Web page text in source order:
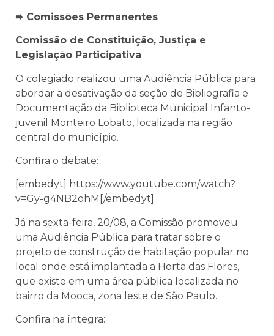
➨ Comissões Permanentes
Comissão de Constituição, Justiça e
Legislação Participativa
O colegiado realizou uma Audiência Pública para
abordar a desativação da seção de Bibliografia e
Documentação da Biblioteca Municipal Infanto-
juvenil Monteiro Lobato, localizada na região
central do município.
Confira o debate:
[embedyt] https://www.youtube.com/watch?
v=Gy-g4NB2ohM[/embedyt]
Já na sexta-feira, 20/08, a Comissão promoveu
uma Audiência Pública para tratar sobre o
projeto de construção de habitação popular no
local onde está implantada a Horta das Flores,
que existe em uma área pública localizada no
bairro da Mooca, zona leste de São Paulo.
Confira na íntegra: